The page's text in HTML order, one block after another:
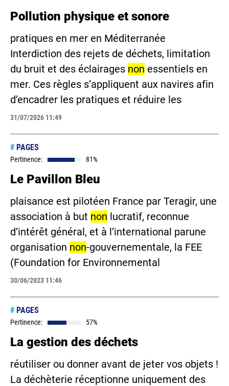
Pollution physique et sonore
pratiques en mer en Méditerranée
Interdiction des rejets de déchets, limitation
du bruit et des éclairages non essentiels en
mer. Ces règles s’appliquent aux navires afin
d’encadrer les pratiques et réduire les
31/07/2026 11:49
# PAGES
Pertinence: 81%
Le Pavillon Bleu
plaisance est pilotéen France par Teragir, une
association à but non lucratif, reconnue
d’intérêt général, et à l’international parune
organisation non-gouvernementale, la FEE
(Foundation for Environnemental
30/06/2023 11:46
# PAGES
Pertinence: 57%
La gestion des déchets
réutiliser ou donner avant de jeter vos objets !
La déchèterie réceptionne uniquement des